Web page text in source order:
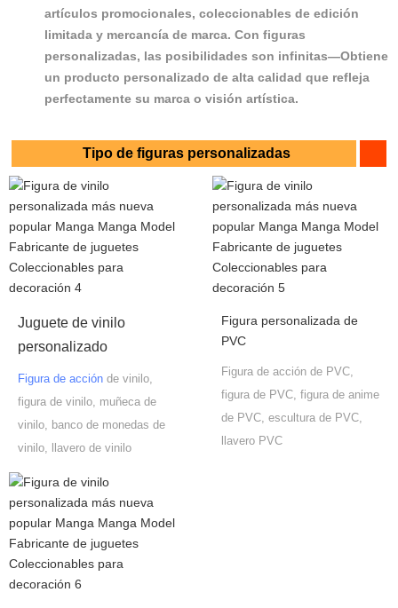
artículos promocionales, coleccionables de edición
limitada y mercancía de marca. Con figuras
personalizadas, las posibilidades son infinitas—Obtiene
un producto personalizado de alta calidad que refleja
perfectamente su marca o visión artística.
Tipo de figuras personalizadas
Juguete de vinilo
personalizado
Figura de acción de vinilo,
figura de vinilo, muñeca de
vinilo, banco de monedas de
vinilo, llavero de vinilo
Figura personalizada de
PVC
Figura de acción de PVC,
figura de PVC, figura de anime
de PVC, escultura de PVC,
llavero PVC